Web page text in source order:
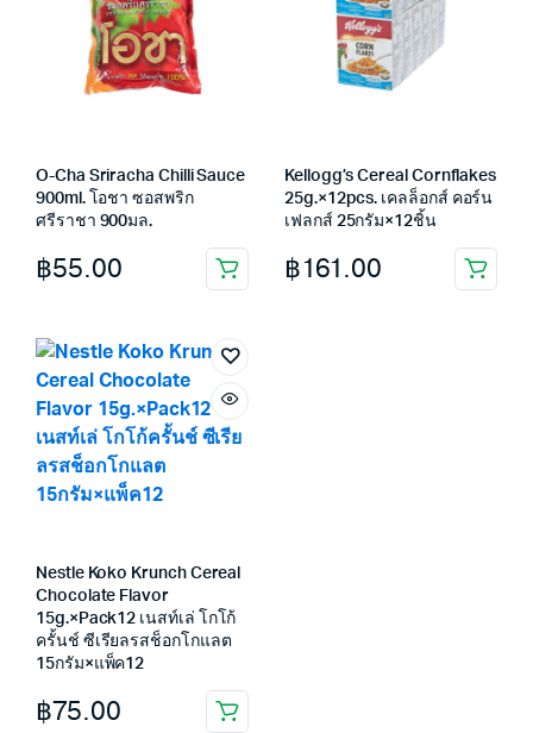
O-Cha Sriracha Chilli Sauce
900ml. โอชา ซอสพริก
ศรีราชา 900มล.
฿55.00
Kellogg’s Cereal Cornflakes
25g.×12pcs. เคลล็อกส์ คอร์น
เฟลกส์ 25กรัม×12ชิ้น
฿161.00
Nestle Koko Krunch Cereal
Chocolate Flavor
15g.×Pack12 เนสท์เล่ โกโก้
ครั้นช์ ซีเรียลรสช็อกโกแลต
15กรัม×แพ็ค12
฿75.00